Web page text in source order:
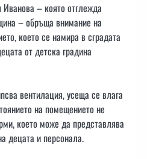
– която отглежда
– обръща внимание на
което се намира в сградата
от детска градина
вентилация, усеща се влага
на помещението не
което може да представлява
децата и персонала.